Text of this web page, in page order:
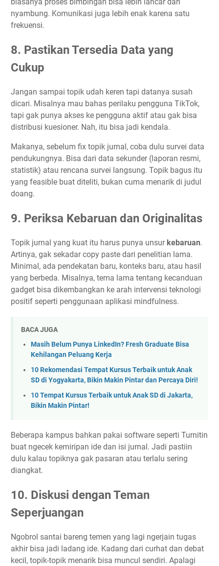
nyambung. Komunikasi juga lebih enak karena satu
frekuensi.
8. Pastikan Tersedia Data yang
Cukup
Jangan sampai topik udah keren tapi datanya susah
dicari. Misalnya mau bahas perilaku pengguna TikTok,
tapi gak punya akses ke pengguna aktif atau gak bisa
distribusi kuesioner. Nah, itu bisa jadi kendala.
Makanya, sebelum fix topik jurnal, coba dulu survei data
pendukungnya. Bisa dari data sekunder (laporan resmi,
statistik) atau rencana survei langsung. Topik bagus itu
yang feasible buat diteliti, bukan cuma menarik di judul
doang.
9. Periksa Kebaruan dan Originalitas
Topik jurnal yang kuat itu harus punya unsur kebaruan.
Artinya, gak sekadar copy paste dari penelitian lama.
Minimal, ada pendekatan baru, konteks baru, atau hasil
yang berbeda. Misalnya, tema lama tentang kecanduan
gadget bisa dikembangkan ke arah intervensi teknologi
positif seperti penggunaan aplikasi mindfulness.
BACA JUGA
Masih Belum Punya LinkedIn? Fresh Graduate Bisa
Kehilangan Peluang Kerja
10 Rekomendasi Tempat Kursus Terbaik untuk Anak
SD di Yogyakarta, Bikin Makin Pintar dan Percaya Diri!
10 Tempat Kursus Terbaik untuk Anak SD di Jakarta,
Bikin Makin Pintar!
Beberapa kampus bahkan pakai software seperti Turnitin
buat ngecek kemiripan ide dan isi jurnal. Jadi pastiin
dulu kalau topiknya gak pasaran atau terlalu sering
diangkat.
10. Diskusi dengan Teman
Seperjuangan
Ngobrol santai bareng temen yang lagi ngerjain tugas
akhir bisa jadi ladang ide. Kadang dari curhat dan debat
kecil, topik-topik menarik bisa muncul sendiri. Apalagi